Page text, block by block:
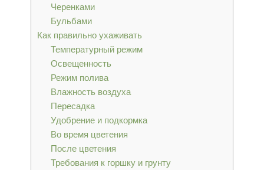
Черенками
Бульбами
Как правильно ухаживать
Температурный режим
Освещенность
Режим полива
Влажность воздуха
Пересадка
Удобрение и подкормка
Во время цветения
После цветения
Требования к горшку и грунту